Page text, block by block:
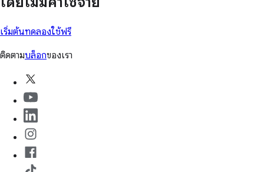
เริ่มต้นทดลองใช้ฟรี
ติดตามบล็อกของเรา